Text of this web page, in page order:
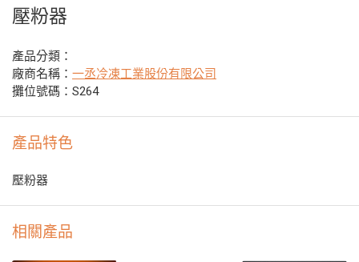
壓粉器
產品分類：
廠商名稱： 一丞冷凍工業股份有限公司
攤位號碼：S264
產品特色
壓粉器
相關產品